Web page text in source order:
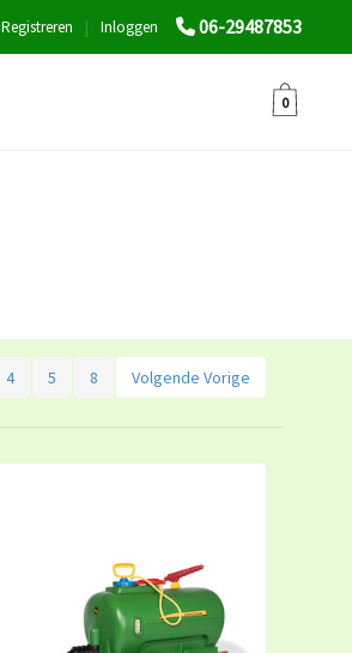
06-29487853
Inloggen
|
Registreren
0
4 5 8 Volgende Vorige